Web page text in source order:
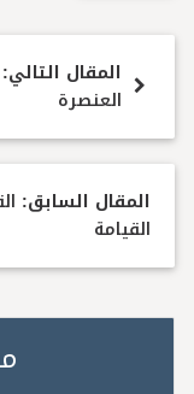
المقال التالي:
العنصرة
المقال السابق:
القيامة